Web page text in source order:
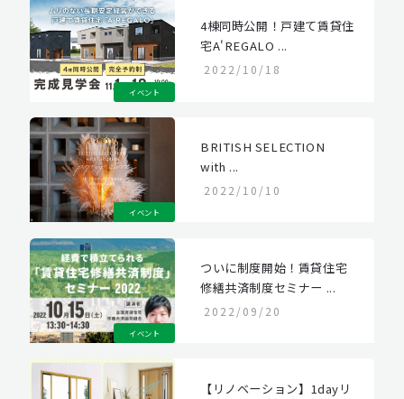
イベント
4棟同時公開！戸建て賃貸住
宅A'REGALO ...
2022/10/18
イベント
BRITISH SELECTION
with ...
2022/10/10
イベント
ついに制度開始！賃貸住宅
修繕共済制度セミナー ...
2022/09/20
【リノベーション】1dayリ